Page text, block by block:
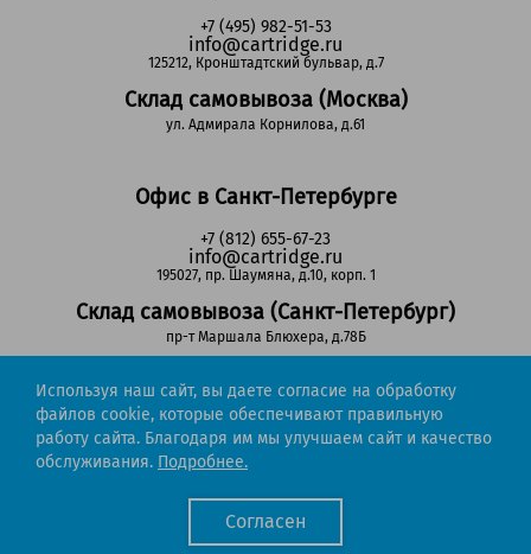
+7 (495) 982-51-53
info@cartridge.ru
125212, Кронштадтский бульвар, д.7
Склад самовывоза (Москва)
ул. Адмирала Корнилова, д.61
Офис в Санкт-Петербурге
+7 (812) 655-67-23
info@cartridge.ru
195027, пр. Шаумяна, д.10, корп. 1
Склад самовывоза (Санкт-Петербург)
пр-т Маршала Блюхера, д.78Б
Регионы РФ
8-800-302-51-53
(звонок бесплатный)
Cartridge.ru 2012-2026. Все права защищены
Используя наш сайт, вы даете согласие на обработку
файлов cookie, которые обеспечивают правильную
работу сайта. Благодаря им мы улучшаем сайт и качество
обслуживания. Подробнее.
Согласен